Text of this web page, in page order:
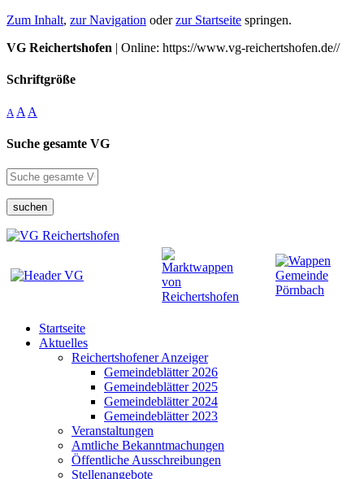
Zum Inhalt, zur Navigation oderzur Startseite springen.
VG Reichertshofen | Online: https://www.vg-reichertshofen.de//
Schriftgröße
A A A
Suche gesamte VG
suchen
Startseite
Aktuelles
Reichertshofener Anzeiger
Gemeindeblätter 2026
Gemeindeblätter 2025
Gemeindeblätter 2024
Gemeindeblätter 2023
Veranstaltungen
Amtliche Bekanntmachungen
Öffentliche Ausschreibungen
Stellenangebote